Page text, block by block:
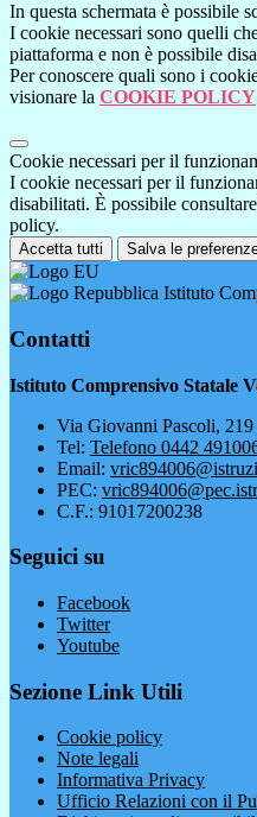
In questa schermata è possibile
I cookie necessari sono quelli
piattaforma e non è possibile
Per conoscere quali sono i
visionare la COOKIE POLICY
Cookie necessari per il
I cookie necessari per il
disabilitati. È possibile
policy.
Accetta tutti Salva le
Istituto
Contatti
Istituto Comprensivo Statale
Via Giovanni Pascoli,
Tel: Telefono 0442
Email:
PEC:
C.F.: 91017200238
Seguici su
Facebook
Twitter
Youtube
Sezione Link Utili
Cookie policy
Note legali
Informativa Privacy
Ufficio Relazioni con il